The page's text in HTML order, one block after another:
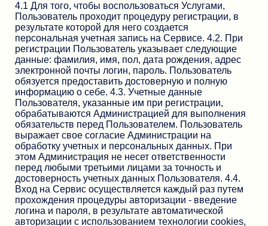
4.1 Для того, чтобы воспользоваться Услугами,
Пользователь проходит процедуру регистрации, в
результате которой для него создается
персональная учетная запись на Сервисе. 4.2. При
регистрации Пользователь указывает следующие
данные: фамилия, имя, пол, дата рождения, адрес
электронной почты логин, пароль. Пользователь
обязуется предоставить достоверную и полную
информацию о себе. 4.3. Учетные данные
Пользователя, указанные им при регистрации,
обрабатываются Администрацией для выполнения
обязательств перед Пользователем. Пользователь
выражает свое согласие Администрации на
обработку учетных и персональных данных. При
этом Администрация не несет ответственности
перед любыми третьими лицами за точность и
достоверность учетных данных Пользователя. 4.4.
Вход на Сервис осуществляется каждый раз путем
прохождения процедуры авторизации - введение
логина и пароля, в результате автоматической
авторизации с использованием технологии cookies,